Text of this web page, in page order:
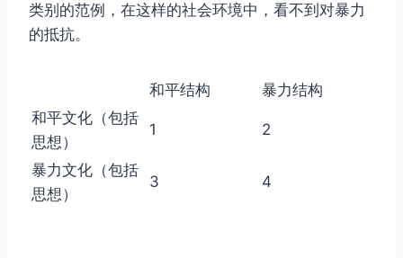
类别的范例，在这样的社会环境中，看不到对暴力
的抵抗。
和平结构
暴力结构
和平文化（包括
思想）
1 2
暴力文化（包括
思想）
3 4